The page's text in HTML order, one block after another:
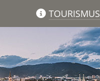
TOURISMUS